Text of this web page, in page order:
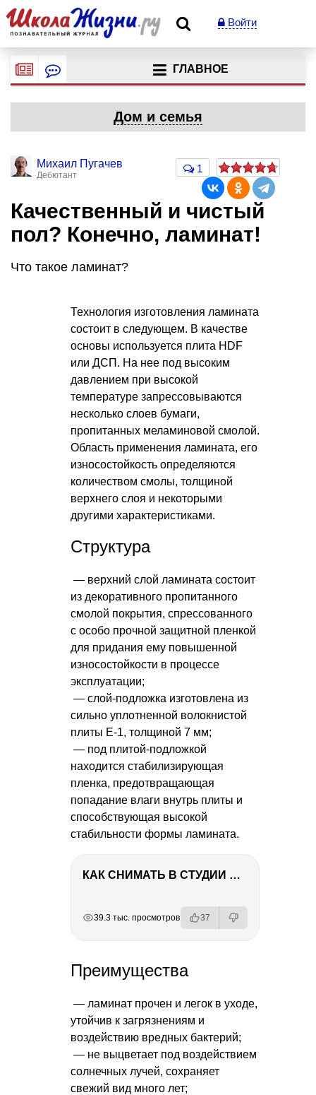
Войти
ГЛАВНОЕ
Дом и семья
Михаил Пугачев
Дебютант
1
Качественный и чистый
пол? Конечно, ламинат!
Что такое ламинат?
Технология изготовления ламината
состоит в следующем. В качестве
основы используется плита HDF
или ДСП. На нее под высоким
давлением при высокой
температуре запрессовываются
несколько слоев бумаги,
пропитанных меламиновой смолой.
Область применения ламината, его
износостойкость определяются
количеством смолы, толщиной
верхнего слоя и некоторыми
другими характеристиками.
Структура
— верхний слой ламината состоит
из декоративного пропитанного
смолой покрытия, спрессованного
с особо прочной защитной пленкой
для придания ему повышенной
износостойкости в процессе
эксплуатации;
— слой-подложка изготовлена из
сильно уплотненной волокнистой
плиты Е-1, толщиной 7 мм;
— под плитой-подложкой
находится стабилизирующая
пленка, предотвращающая
попадание влаги внутрь плиты и
способствующая высокой
стабильности формы ламината.
КАК СНИМАТЬ В СТУДИИ СО ВСПЫШКАМИ
39.3 тыс. просмотров 37
Преимущества
— ламинат прочен и легок в уходе,
утойчив к загрязнениям и
воздействию вредных бактерий;
— не выцветает под воздействием
солнечных лучей, сохраняет
свежий вид много лет;